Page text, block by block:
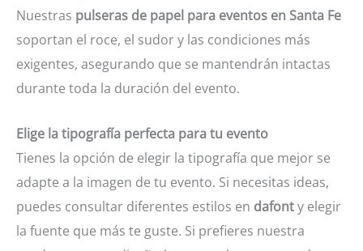
Nuestras pulseras de papel para eventos en Santa Fe
soportan el roce, el sudor y las condiciones más
exigentes, asegurando que se mantendrán intactas
durante toda la duración del evento.
Elige la tipografía perfecta para tu evento
Tienes la opción de elegir la tipografía que mejor se
adapte a la imagen de tu evento. Si necesitas ideas,
puedes consultar diferentes estilos en dafonty elegir
la fuente que más te guste. Si prefieres nuestra